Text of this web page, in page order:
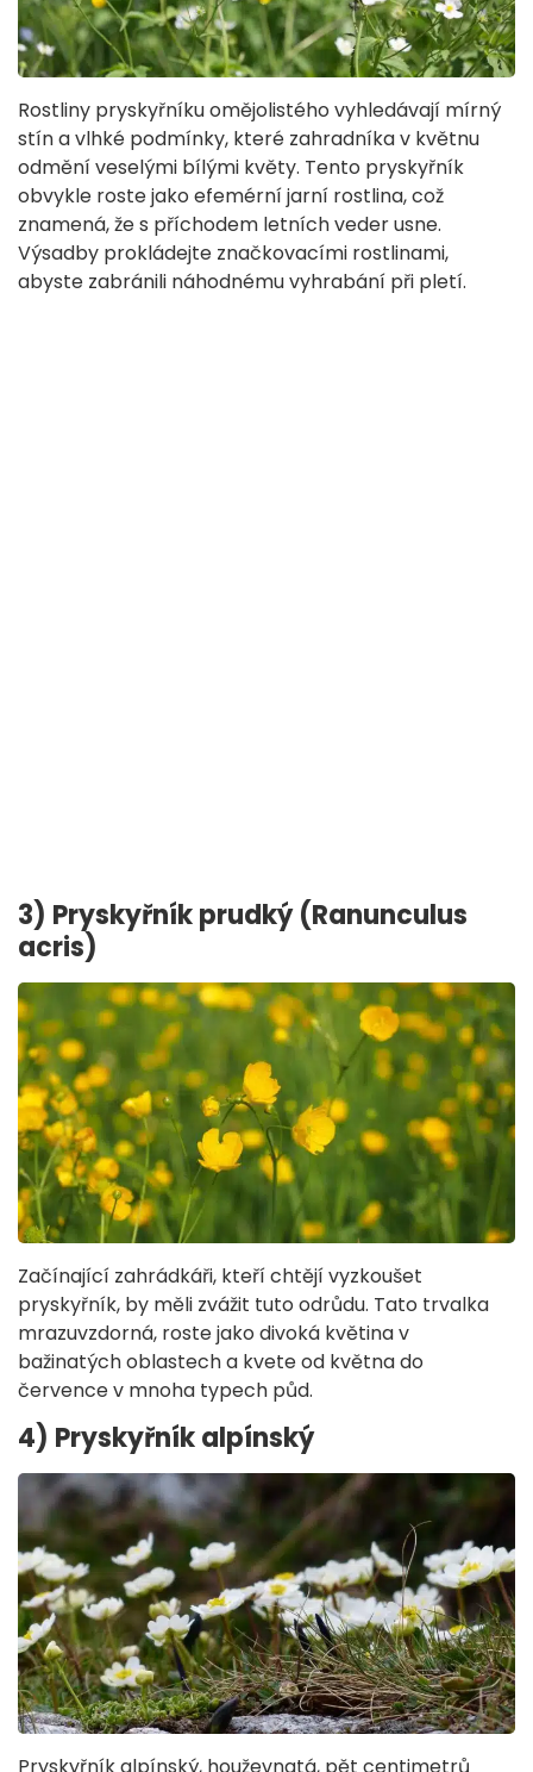
Rostliny pryskyřníku omějolistého vyhledávají mírný
stín a vlhké podmínky, které zahradníka v květnu
odmění veselými bílými květy. Tento pryskyřník
obvykle roste jako efemérní jarní rostlina, což
znamená, že s příchodem letních veder usne.
Výsadby prokládejte značkovacími rostlinami,
abyste zabránili náhodnému vyhrabání při pletí.
3) Pryskyřník prudký (Ranunculus
acris)
Začínající zahrádkáři, kteří chtějí vyzkoušet
pryskyřník, by měli zvážit tuto odrůdu. Tato trvalka
mrazuvzdorná, roste jako divoká květina v
bažinatých oblastech a kvete od května do
července v mnoha typech půd.
4) Pryskyřník alpínský